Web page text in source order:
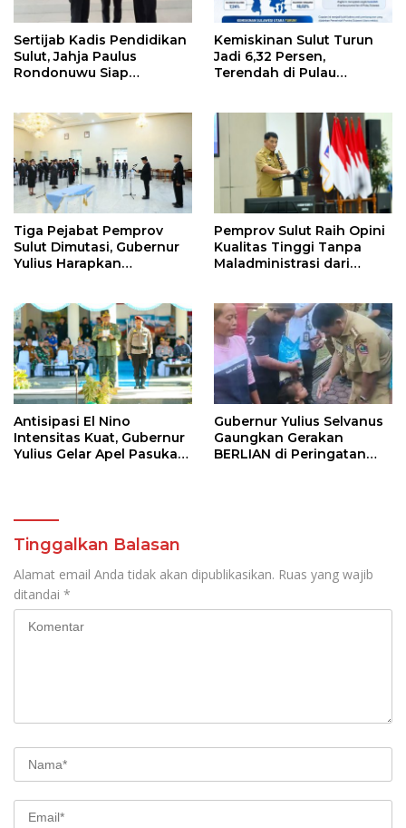
Sertijab Kadis Pendidikan
Sulut, Jahja Paulus
Rondonuwu Siap
Kemiskinan Sulut Turun
Jadi 6,32 Persen,
Terendah di Pulau
Tiga Pejabat Pemprov
Sulut Dimutasi, Gubernur
Yulius Harapkan
Pemprov Sulut Raih Opini
Kualitas Tinggi Tanpa
Maladministrasi dari
Antisipasi El Nino
Intensitas Kuat, Gubernur
Yulius Gelar Apel Pasukan
Gubernur Yulius Selvanus
Gaungkan Gerakan
BERLIAN di Peringatan
Tinggalkan Balasan
Alamat email Anda tidak akan dipublikasikan. Ruas yang wajib
ditandai *